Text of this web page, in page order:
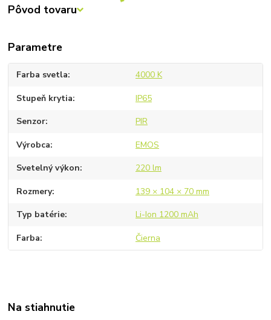
Pôvod tovaru
Parametre
Farba svetla 4000 K
Stupeň krytia IP65
Senzor PIR
Výrobca EMOS
Svetelný výkon 220 lm
Rozmery 139 × 104 × 70 mm
Typ batérie Li-Ion 1200 mAh
Farba Čierna
Na stiahnutie